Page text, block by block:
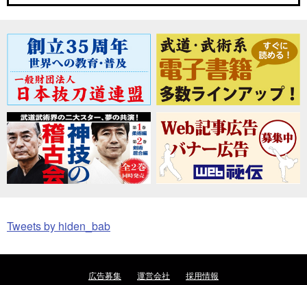
Tweets by hiden_bab
広告募集 運営会社
採用情報